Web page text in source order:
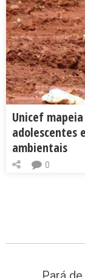
Unicef
adolescentes
ambientais
0